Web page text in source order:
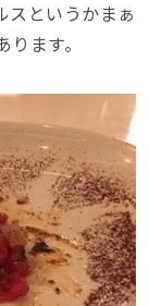
スというかまぁ
ます。